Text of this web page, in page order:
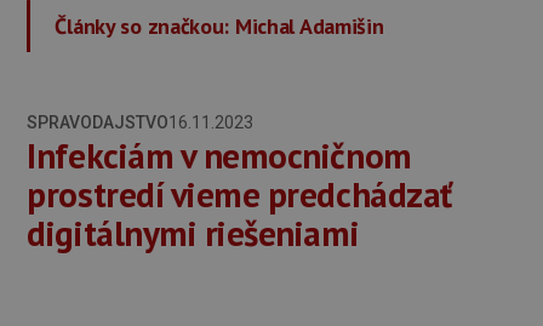
Články so značkou: Michal Adamišin
SPRAVODAJSTVO16.11.2023
Infekciám v nemocničnom
prostredí vieme predchádzať
digitálnymi riešeniami